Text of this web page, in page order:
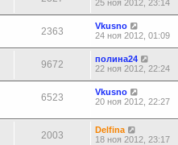
25 ноя 2012, 23:14
2363
Vkusno
24 ноя 2012, 01:09
9672
полина24
22 ноя 2012, 22:24
6523
Vkusno
20 ноя 2012, 22:27
2003
Delfina
18 ноя 2012, 23:17